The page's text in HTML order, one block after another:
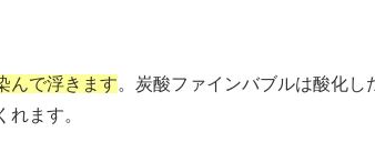
んで浮きます。炭酸ファインバブルは酸化し
ます。